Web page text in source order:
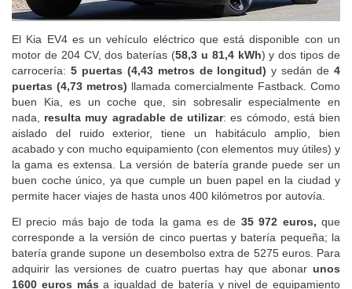
El Kia EV4 es un vehículo eléctrico que está disponible con un
motor de 204 CV, dos baterías (58,3 u 81,4 kWh) y dos tipos de
carrocería:5 puertas (4,43 metros de longitud)y sedán de4
puertas (4,73 metros)llamada comercialmente Fastback. Como
buen Kia, es un coche que, sin sobresalir especialmente en
nada,resulta muy agradable de utilizar: es cómodo, está bien
aislado del ruido exterior, tiene un habitáculo amplio, bien
acabado y con mucho equipamiento (con elementos muy útiles) y
la gama es extensa. La versión de batería grande puede ser un
buen coche único, ya que cumple un buen papel en la ciudad y
El precio más bajo de toda la gama es de 35 972 euros,que
corresponde a la versión de cinco puertas y batería pequeña; la
batería grande supone un desembolso extra de 5275 euros. Para
adquirir las versiones de cuatro puertas hay que abonarunos